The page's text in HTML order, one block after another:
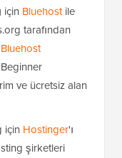
için Bluehostile
tarafından
Bluehost
ve ücretsiz alan
için Hostinger'ı
şirketleri